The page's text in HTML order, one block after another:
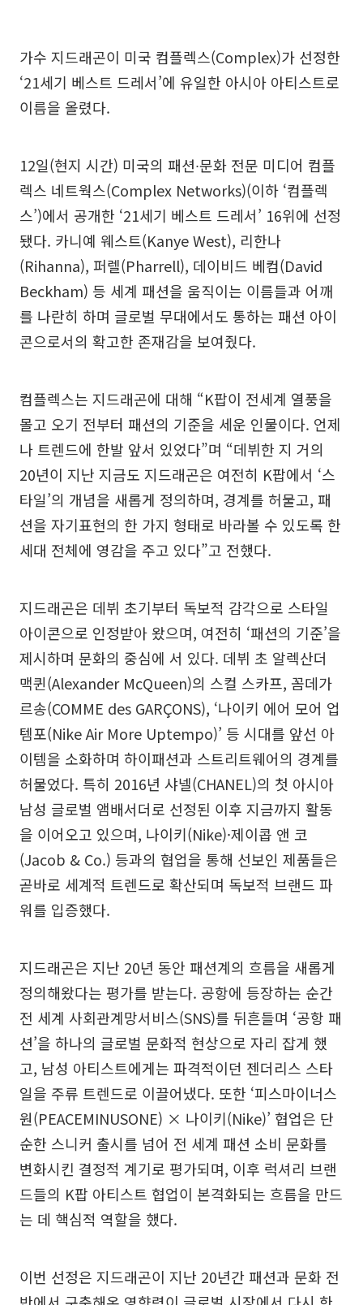
가수 지드래곤이 미국 컴플렉스(Complex)가 선정한
‘21세기 베스트 드레서’에 유일한 아시아 아티스트로
이름을 올렸다.
12일(현지 시간) 미국의 패션∙문화 전문 미디어 컴플
렉스 네트웍스(Complex Networks)(이하 ‘컴플렉
스’)에서 공개한 ‘21세기 베스트 드레서’ 16위에 선정
됐다. 카니예 웨스트(Kanye West), 리한나
(Rihanna), 퍼렐(Pharrell), 데이비드 베컴(David
Beckham) 등 세계 패션을 움직이는 이름들과 어깨
를 나란히 하며 글로벌 무대에서도 통하는 패션 아이
콘으로서의 확고한 존재감을 보여줬다.
컴플렉스는 지드래곤에 대해 “K팝이 전세계 열풍을
몰고 오기 전부터 패션의 기준을 세운 인물이다. 언제
나 트렌드에 한발 앞서 있었다”며 “데뷔한 지 거의
20년이 지난 지금도 지드래곤은 여전히 K팝에서 ‘스
타일’의 개념을 새롭게 정의하며, 경계를 허물고, 패
션을 자기표현의 한 가지 형태로 바라볼 수 있도록 한
세대 전체에 영감을 주고 있다”고 전했다.
지드래곤은 데뷔 초기부터 독보적 감각으로 스타일
아이콘으로 인정받아 왔으며, 여전히 ‘패션의 기준’을
제시하며 문화의 중심에 서 있다. 데뷔 초 알렉산더
맥퀸(Alexander McQueen)의 스컬 스카프, 꼼데가
르송(COMME des GARÇONS), ‘나이키 에어 모어 업
템포(Nike Air More Uptempo)’ 등 시대를 앞선 아
이템을 소화하며 하이패션과 스트리트웨어의 경계를
허물었다. 특히 2016년 샤넬(CHANEL)의 첫 아시아
남성 글로벌 앰배서더로 선정된 이후 지금까지 활동
을 이어오고 있으며, 나이키(Nike)·제이콥 앤 코
(Jacob & Co.) 등과의 협업을 통해 선보인 제품들은
곧바로 세계적 트렌드로 확산되며 독보적 브랜드 파
워를 입증했다.
지드래곤은 지난 20년 동안 패션계의 흐름을 새롭게
정의해왔다는 평가를 받는다. 공항에 등장하는 순간
전 세계 사회관계망서비스(SNS)를 뒤흔들며 ‘공항 패
션’을 하나의 글로벌 문화적 현상으로 자리 잡게 했
고, 남성 아티스트에게는 파격적이던 젠더리스 스타
일을 주류 트렌드로 이끌어냈다. 또한 ‘피스마이너스
원(PEACEMINUSONE) × 나이키(Nike)’ 협업은 단
순한 스니커 출시를 넘어 전 세계 패션 소비 문화를
변화시킨 결정적 계기로 평가되며, 이후 럭셔리 브랜
드들의 K팝 아티스트 협업이 본격화되는 흐름을 만드
는 데 핵심적 역할을 했다.
이번 선정은 지드래곤이 지난 20년간 패션과 문화 전